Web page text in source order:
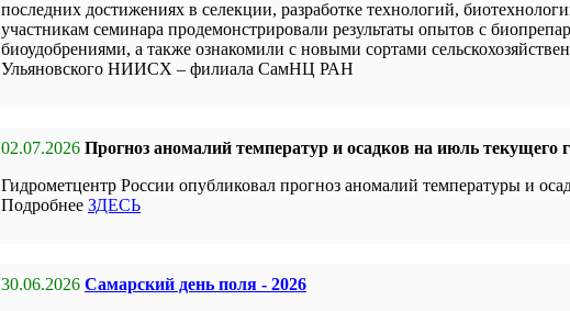
последних достижениях в селекции, разработке технологий,
участникам семинара продемонстрировали результаты опытов с
биоудобрениями, а также ознакомили с новыми сортами
Ульяновского НИИСХ – филиала СамНЦ РАН
02.07.2026 Прогноз аномалий температур и осадков на июль текущего
Гидрометцентр России опубликовал прогноз аномалий температуры и
Подробнее ЗДЕСЬ
30.06.2026 Самарский день поля - 2026